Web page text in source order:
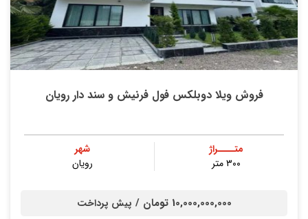
فروش ویلا دوبلکس فول فرنیش و سند دار رویان
متــــراژ
۳۰۰ متر
شهر
رویان
10,000,000,000 تومان / پیش پرداخت